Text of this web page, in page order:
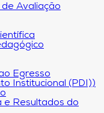
Avaliação
Egresso
Institucional (PDI))
e Resultados do